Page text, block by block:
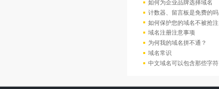
计数器、留言板是免费的
如何保护您的域名不被抢注
域名注册注意事项
为何我的域名拼不通？
域名常识
中文域名可以包含那些字